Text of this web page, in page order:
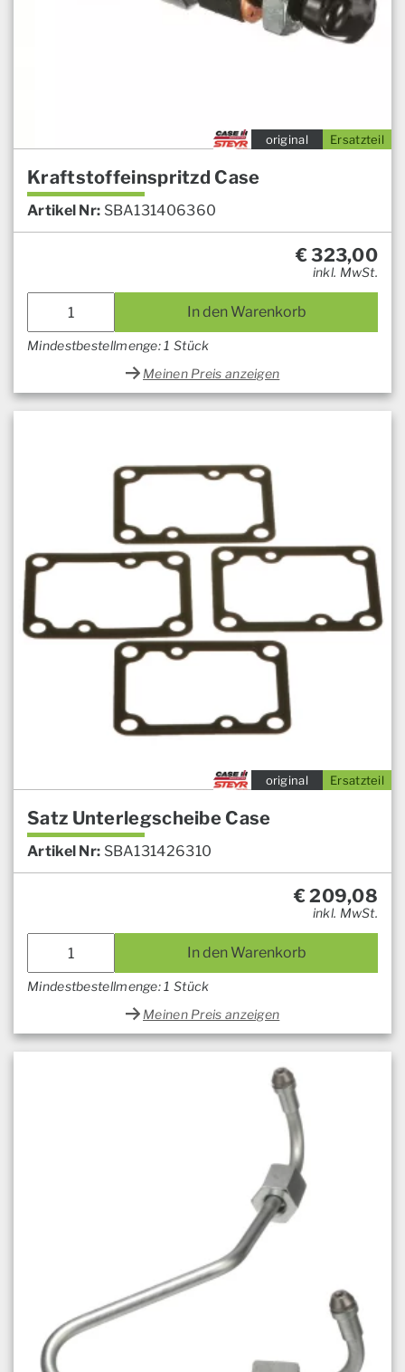
Ersatzteil
original
Kraftstoffeinspritzd Case
Artikel Nr: SBA131406360
€323,00
inkl. MwSt.
In den Warenkorb
Mindestbestellmenge: 1 Stück
Meinen Preis anzeigen
Ersatzteil
original
Satz Unterlegscheibe Case
Artikel Nr: SBA131426310
€209,08
inkl. MwSt.
In den Warenkorb
Mindestbestellmenge: 1 Stück
Meinen Preis anzeigen